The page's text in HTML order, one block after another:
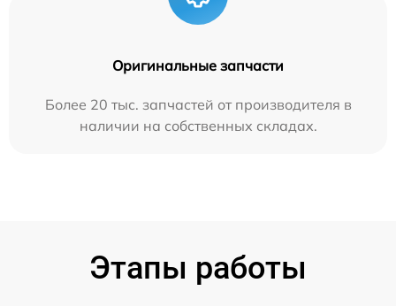
Оригинальные запчасти
Более 20 тыс. запчастей от производителя в
наличии на собственных складах.
Этапы работы